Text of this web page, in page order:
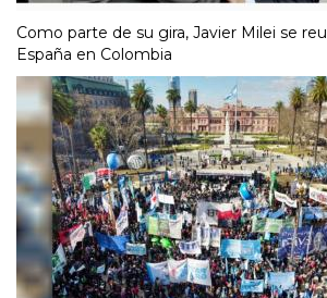
Como parte de su gira, Javier Milei se
España en Colombia